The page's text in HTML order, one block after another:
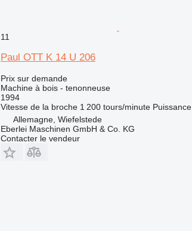
11
Paul OTT K 14 U 206
Prix sur demande
Machine à bois - tenonneuse
1994
Vitesse de la broche 1 200 tours/minute Puissance
Allemagne, Wiefelstede
Eberlei Maschinen GmbH & Co. KG
Contacter le vendeur